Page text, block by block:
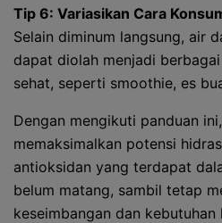
Tip 6: Variasikan Cara
Selain diminum langsung, air
dapat diolah menjadi
sehat, seperti smoothie, es
Dengan mengikuti panduan
memaksimalkan potensi
antioksidan yang terdapat
belum matang, sambil tetap
keseimbangan dan